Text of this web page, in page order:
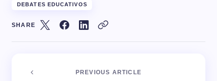
DEBATES EDUCATIVOS
SHARE
PREVIOUS ARTICLE